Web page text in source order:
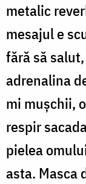
metalic
mesajul e
fără să
adrenalina
mi mușchii,
respir
pielea
asta. Masca